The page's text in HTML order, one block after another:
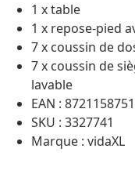
1 x table
1 x repose-pied
7 x coussin de
7 x coussin de
lavable
EAN :
SKU : 3327741
Marque : vidaXL